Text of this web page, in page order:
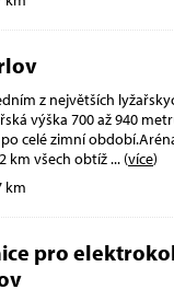
z největších
výška 700 až 940
celé zimní
km všech obtíž... (více)
km
pro